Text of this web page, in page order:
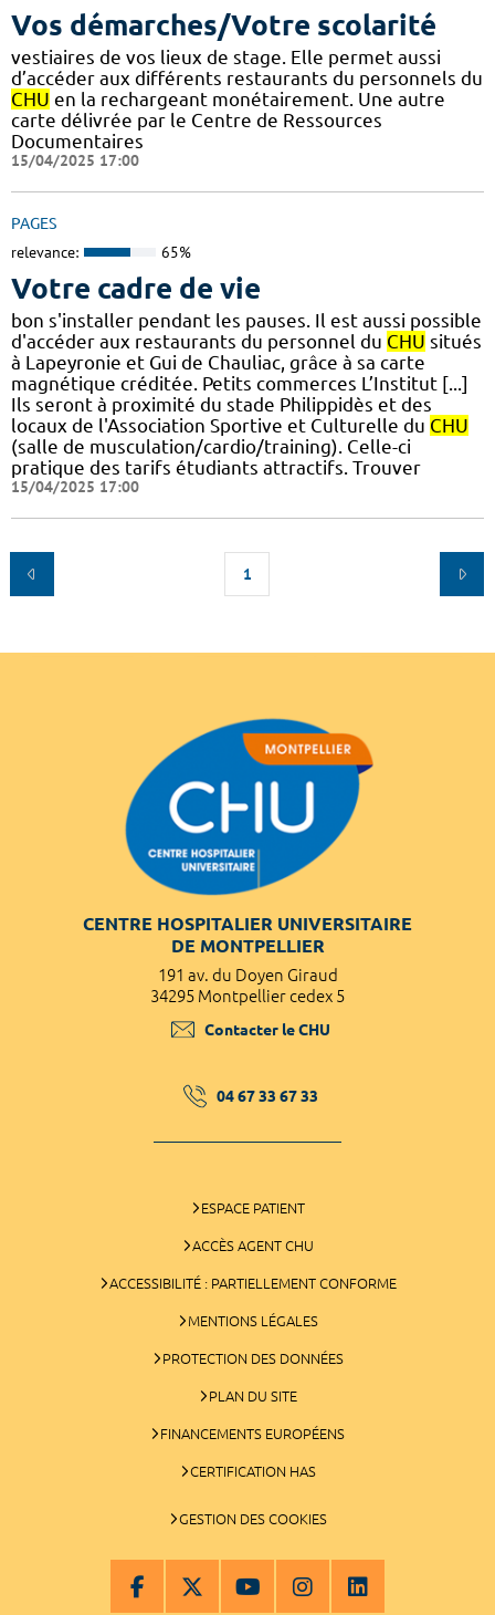
Vos démarches/Votre scolarité
vestiaires de vos lieux de stage. Elle permet aussi
d’accéder aux différents restaurants du personnels du
CHU en la rechargeant monétairement. Une autre
carte délivrée par le Centre de Ressources
Documentaires
15/04/2025 17:00
PAGES
relevance: 65%
Votre cadre de vie
bon s'installer pendant les pauses. Il est aussi possible
d'accéder aux restaurants du personnel du CHU situés
à Lapeyronie et Gui de Chauliac, grâce à sa carte
magnétique créditée. Petits commerces L’Institut [...]
Ils seront à proximité du stade Philippidès et des
locaux de l'Association Sportive et Culturelle du CHU
(salle de musculation/cardio/training). Celle-ci
pratique des tarifs étudiants attractifs. Trouver
15/04/2025 17:00
1
CENTRE HOSPITALIER UNIVERSITAIRE
DE MONTPELLIER
191 av. du Doyen Giraud
34295 Montpellier cedex 5
Contacter le CHU
04 67 33 67 33
ESPACE PATIENT
ACCÈS AGENT CHU
ACCESSIBILITÉ : PARTIELLEMENT CONFORME
MENTIONS LÉGALES
PROTECTION DES DONNÉES
PLAN DU SITE
FINANCEMENTS EUROPÉENS
CERTIFICATION HAS
GESTION DES COOKIES